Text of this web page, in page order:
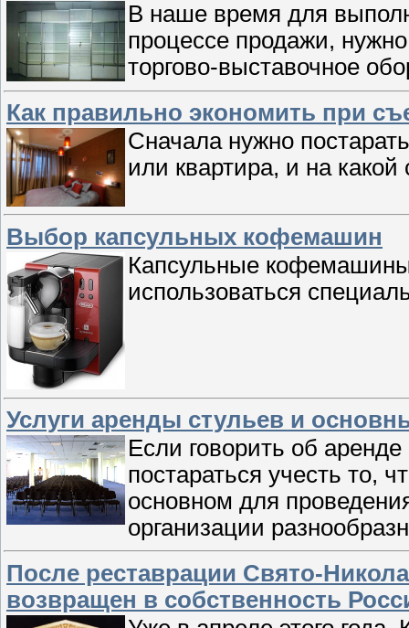
В наше время для
процессе продажи,
торгово-выставочное
Как правильно экономить при
Сначала нужно
или квартира, и на какой
Выбор капсульных кофемашин
Капсульные кофемашины
использоваться
Услуги аренды стульев и
Если говорить об
постараться учесть то,
основном для
организации
После реставрации Свято-
возвращен в собственность